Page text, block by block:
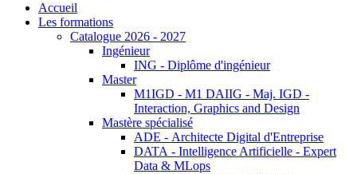
Accueil
Les formations
Catalogue 2026 - 2027
Ingénieur
ING - Diplôme d'ingénieur
Master
M1IGD - M1 DAIIG - Maj. IGD -
Interaction, Graphics and Design
Mastère spécialisé
ADE - Architecte Digital d'Entreprise
DATA - Intelligence Artificielle - Expert
Data & MLops